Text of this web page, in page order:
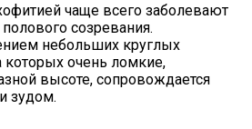
чаще всего заболевают
созревания.
небольших круглых
которых очень ломкие,
высоте, сопровождается
зудом.